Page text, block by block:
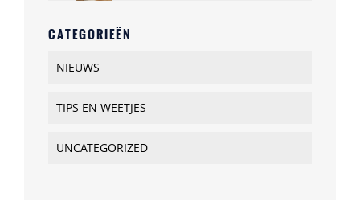
CATEGORIEËN
NIEUWS
TIPS EN WEETJES
UNCATEGORIZED